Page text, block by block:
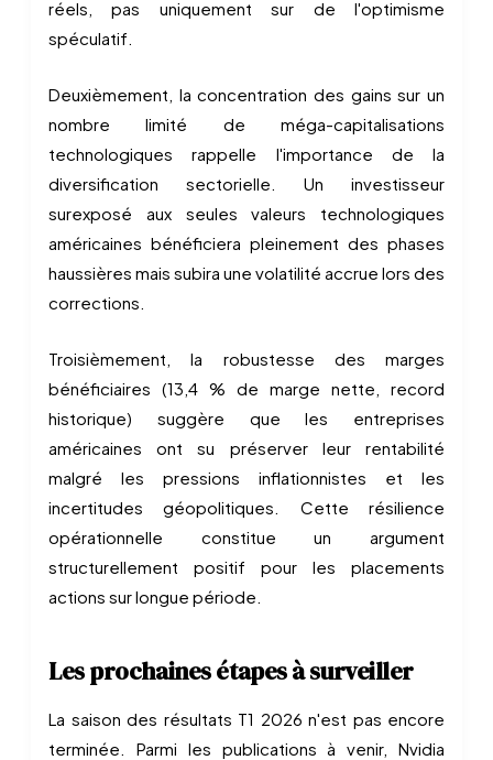
réels, pas uniquement sur de l'optimisme
spéculatif.
Deuxièmement, la concentration des gains sur un
nombre limité de méga-capitalisations
technologiques rappelle l'importance de la
diversification sectorielle. Un investisseur
surexposé aux seules valeurs technologiques
américaines bénéficiera pleinement des phases
haussières mais subira une volatilité accrue lors des
corrections.
Troisièmement, la robustesse des marges
bénéficiaires (13,4 % de marge nette, record
historique) suggère que les entreprises
américaines ont su préserver leur rentabilité
malgré les pressions inflationnistes et les
incertitudes géopolitiques. Cette résilience
opérationnelle constitue un argument
structurellement positif pour les placements
actions sur longue période.
Les prochaines étapes à surveiller
La saison des résultats T1 2026 n'est pas encore
terminée. Parmi les publications à venir, Nvidia